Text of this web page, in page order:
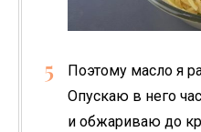
Поэтому масло я
Опускаю в него
и обжариваю до